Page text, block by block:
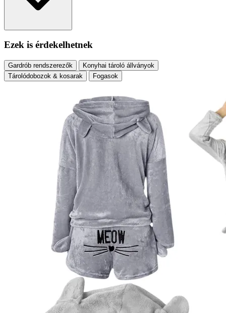
Ezek is érdekelhetnek
Gardrób rendszerezők
Konyhai tároló állványok
Tárolódobozok & kosarak
Fogasok